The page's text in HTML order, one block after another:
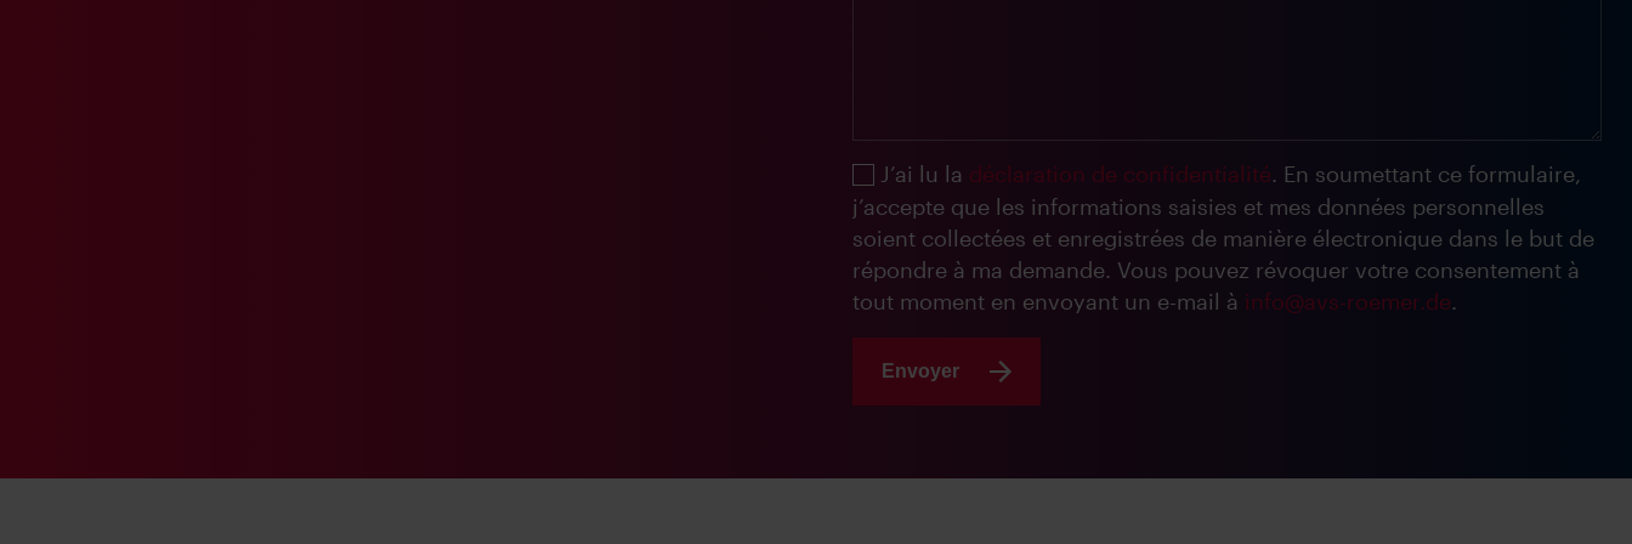
J’ai lu la déclaration de confidentialité. En soumettant ce formulaire,
j’accepte que les informations saisies et mes données personnelles
soient collectées et enregistrées de manière électronique dans le but de
répondre à ma demande. Vous pouvez révoquer votre consentement à
tout moment en envoyant un e-mail à info@avs-roemer.de.
Envoyer